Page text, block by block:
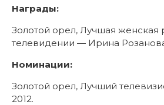
Награды:
Золотой орел, Лучшая женская
телевидении — Ирина
Номинации:
Золотой орел, Лучший
2012.